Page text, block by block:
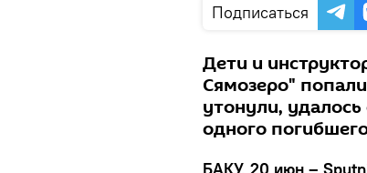
Подписаться
Дети и
Сямозеро"
утонули,
одного